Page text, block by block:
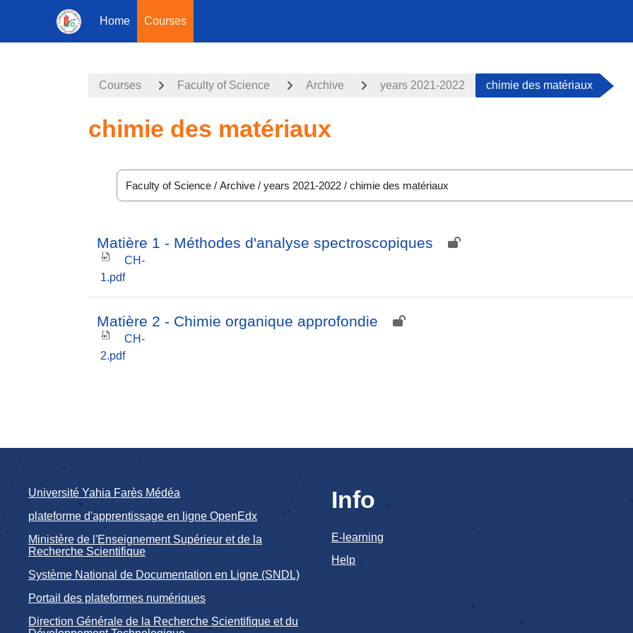
Home Courses
Courses Faculty of Science Archive years 2021-2022 chimie des matériaux
chimie des matériaux
Course categories
Matière 1 - Méthodes d'analyse spectroscopiques
CH-
1.pdf
Matière 2 - Chimie organique approfondie
CH-
2.pdf
Université Yahia Farès Médéa
plateforme d'apprentissage en ligne OpenEdx
Ministère de l'Enseignement Supérieur et de la
Recherche Scientifique
Système National de Documentation en Ligne (SNDL)
Portail des plateformes numériques
Direction Générale de la Recherche Scientifique et du
Info
E-learning
Help